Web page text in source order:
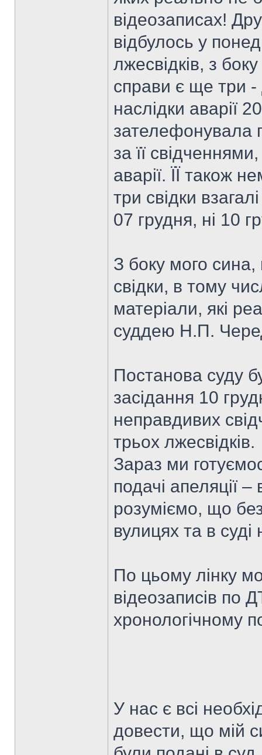
відеозаписах!
відбулось у
лжесвідків, з
справи є ще три -
наслідки аварії
зателефонувала
за її
аварії. ЇЇ також
три свідки
07 грудня, ні 10
З боку мого
свідки, в тому
матеріали, які
суддею Н.П.
Постанова суду
засідання 10
неправдивих
трьох лжесвідків.
Зараз ми
подачі апеляції
розуміємо, що
вулицях та в суді
По цьому лінку
відеозаписів по
хронологічному
У нас є всі
довести, що мій